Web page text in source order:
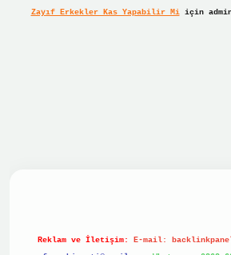
Zayıf Erkekler Kas Yapabilir Miiçin
Reklam ve İletişim: E-mail: